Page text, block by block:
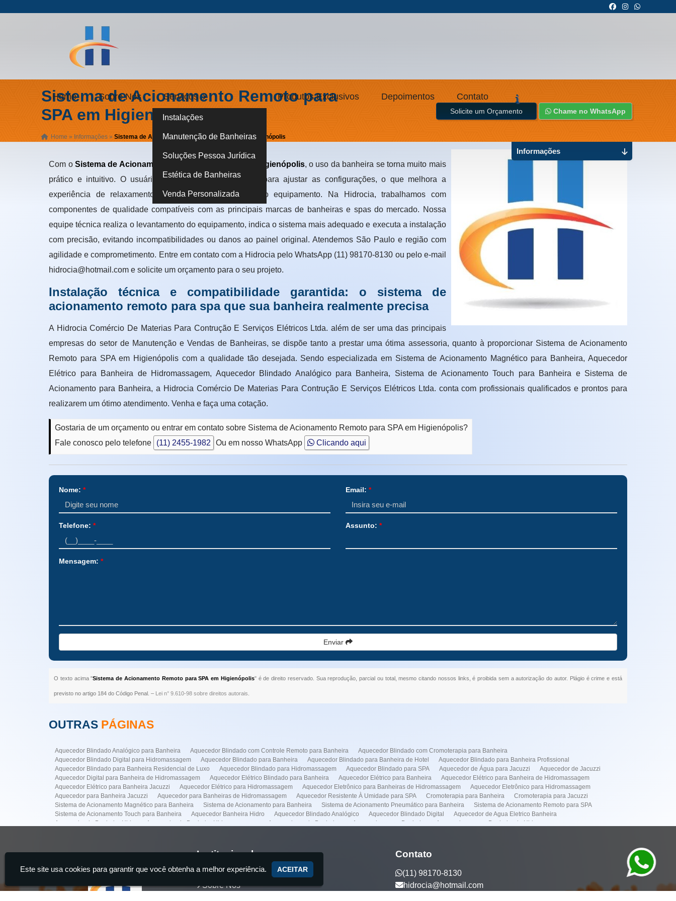
Home Sobre Nós Serviços
Instalações
Manutenção de Banheiras
Soluções Pessoa Jurídica
Estética de Banheiras
Venda Personalizada
Produtos Exclusivos Depoimentos Contato
Sistema de Acionamento Remoto para
SPA em Higienópolis
Home » Informações »Sistema de Acionamento Remoto para SPA em Higienópolis
Solicite um Orçamento Chame no WhatsApp
Com o Sistema de Acionamento Remoto para SPA em Higienópolis, o uso da banheira se torna muito mais
prático e intuitivo. O usuário não precisa sair da água para ajustar as configurações, o que melhora a
experiência de relaxamento e aumenta a segurança do equipamento. Na Hidrocia, trabalhamos com
componentes de qualidade compatíveis com as principais marcas de banheiras e spas do mercado. Nossa
equipe técnica realiza o levantamento do equipamento, indica o sistema mais adequado e executa a instalação
com precisão, evitando incompatibilidades ou danos ao painel original. Atendemos São Paulo e região com
agilidade e comprometimento. Entre em contato com a Hidrocia pelo WhatsApp (11) 98170-8130 ou pelo e-mail
hidrocia@hotmail.com e solicite um orçamento para o seu projeto.
Instalação técnica e compatibilidade garantida: o sistema de
acionamento remoto para spa que sua banheira realmente precisa
A Hidrocia Comércio De Materias Para Contrução E Serviços Elétricos Ltda. além de ser uma das principais
empresas do setor de Manutenção e Vendas de Banheiras, se dispõe tanto a prestar uma ótima assessoria, quanto à proporcionar Sistema de Acionamento
Remoto para SPA em Higienópolis com a qualidade tão desejada. Sendo especializada em Sistema de Acionamento Magnético para Banheira, Aquecedor
Elétrico para Banheira de Hidromassagem, Aquecedor Blindado Analógico para Banheira, Sistema de Acionamento Touch para Banheira e Sistema de
Acionamento para Banheira, a Hidrocia Comércio De Materias Para Contrução E Serviços Elétricos Ltda. conta com profissionais qualificados e prontos para
realizarem um ótimo atendimento. Venha e faça uma cotação.
Gostaria de um orçamento ou entrar em contato sobre Sistema de Acionamento Remoto para SPA em Higienópolis?
Fale conosco pelo telefone
(11) 2455-1982 Ou em nosso WhatsApp Clicando aqui
Nome:* Email: *
Telefone:* Assunto: *
Mensagem:*
Enviar
O texto acima "Sistema de Acionamento Remoto para SPA em Higienópolis" é de direito reservado. Sua reprodução, parcial ou total, mesmo citando nossos links, é proibida sem a autorização do autor. Plágio é crime e está
previsto no artigo 184 do Código Penal. – Lei n° 9.610-98 sobre direitos autorais
Informações
OUTRAS PÁGINAS
Aquecedor Blindado Analógico para Banheira Aquecedor Blindado com Controle Remoto para Banheira
Aquecedor Blindado com Cromoterapia para Banheira
Aquecedor Blindado Digital para Hidromassagem
Aquecedor Blindado para Banheira Aquecedor Blindado para Banheira de Hotel
Aquecedor Blindado para Banheira Profissional
Aquecedor Blindado para Banheira Residencial de Luxo
Aquecedor Blindado para Hidromassagem Aquecedor Blindado para SPA Aquecedor de Água para Jacuzzi
Aquecedor de Jacuzzi
Aquecedor Digital para Banheira de Hidromassagem
Aquecedor Elétrico Blindado para Banheira Aquecedor Elétrico para Banheira
Aquecedor Elétrico para Banheira de Hidromassagem
Aquecedor Elétrico para Banheira Jacuzzi
Aquecedor Elétrico para Hidromassagem Aquecedor Eletrônico para Banheiras de Hidromassagem
Aquecedor Eletrônico para Hidromassagem
Aquecedor para Banheira Jacuzzi
Aquecedor para Banheiras de Hidromassagem Aquecedor Resistente À Umidade para SPA Cromoterapia para Banheira
Cromoterapia para Jacuzzi
Sistema de Acionamento Magnético para Banheira
Sistema de Acionamento para Banheira Sistema de Acionamento Pneumático para Banheira
Sistema de Acionamento Remoto para SPA
Sistema de Acionamento Touch para Banheira
Aquecedor Banheira Hidro Aquecedor Blindado Analógico Aquecedor Blindado Digital
Aquecedor de Agua Eletrico Banheira
Aquecedor de Banheira Hidro
Aquecedor de Banheira Hidromassagem Aquecedores de Banheiras Aquecedores pra Banheira
Aquecedores para Banheira de Hidromassagem
Instalação de Banheira Jacuzzi Instalação de Banheira Simples
Manutenção Banheira Spa
Manutenção de Banheira de Hidro
Manutenção de Banheira Jacuzzi Manutenção de Banheira Spa Manutenção de Banheiras de Hidromassagens
Manutenção Predial Venda de Banheira Automação de Spa
Manutenção Banheira Spa na Faria Lima
Manutenção de Banheira no Frei Caneca Aquecedor Banheira Hidro em Higienópolis
Aquecedor Banheira Hidro em Itaim Bibi
Institucional
Home
Sobre Nós
Contato
(11) 98170-8130
hidrocia@hotmail.com
Este site usa cookies para garantir que você obtenha a melhor experiência. ACEITAR